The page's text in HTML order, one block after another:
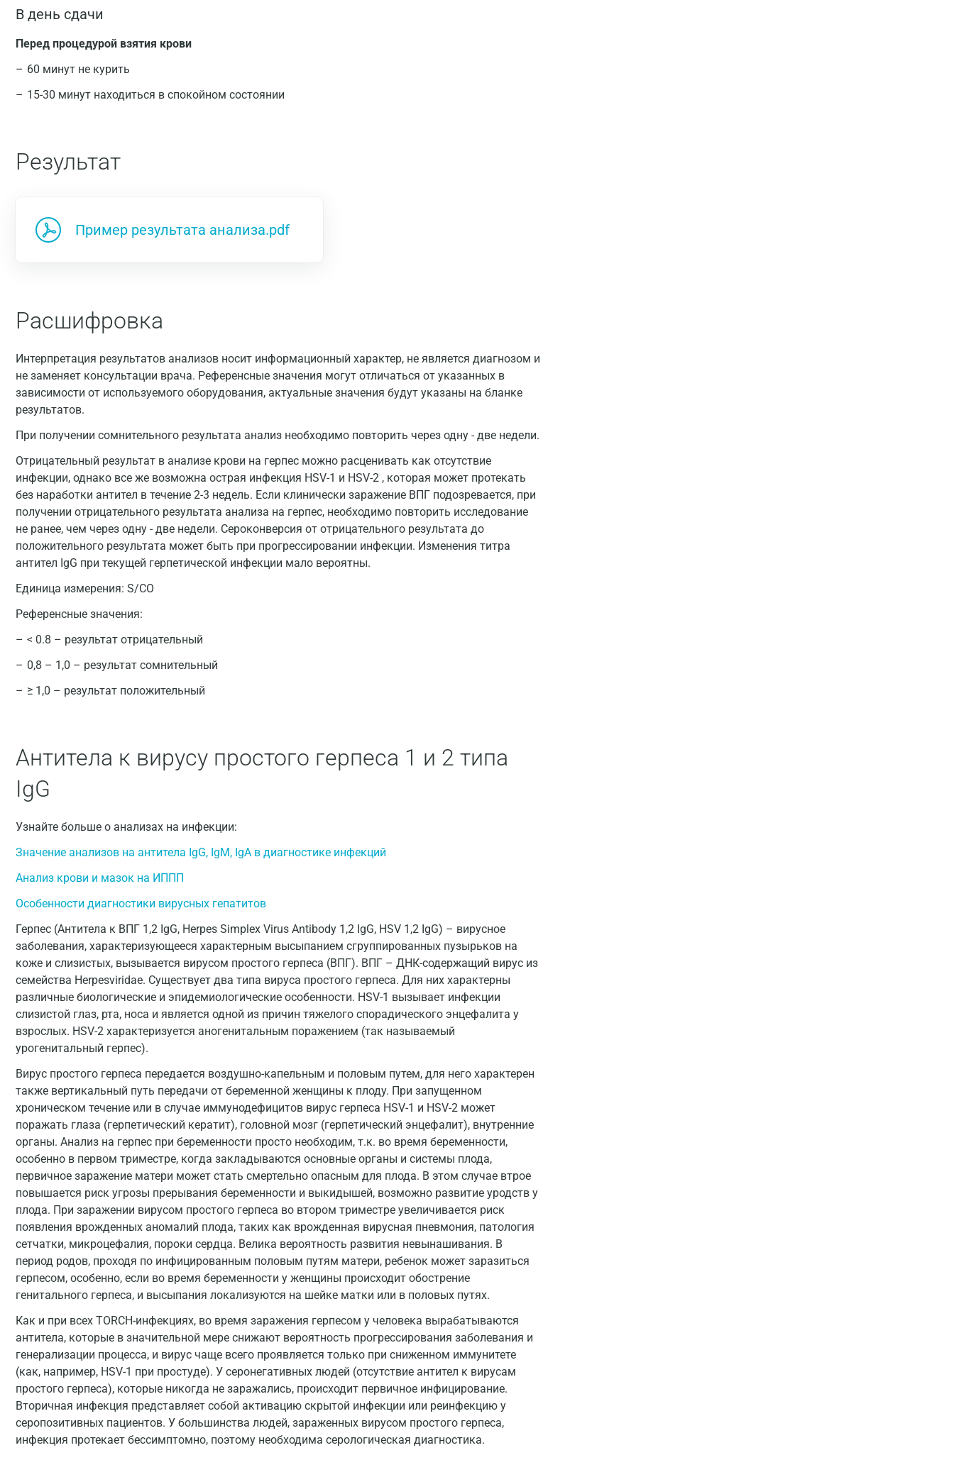
В день сдачи
Перед процедурой взятия крови
60 минут не курить
15-30 минут находиться в спокойном состоянии
Результат
Пример результата анализа.pdf
Расшифровка
Интерпретация результатов анализов носит информационный характер, не является диагнозом и
не заменяет консультации врача. Референсные значения могут отличаться от указанных в
зависимости от используемого оборудования, актуальные значения будут указаны на бланке
результатов.
При получении сомнительного результата анализ необходимо повторить через одну - две недели.
Отрицательный результат в анализе крови на герпес можно расценивать как отсутствие
инфекции, однако все же возможна острая инфекция HSV-1 и HSV-2 , которая может протекать
без наработки антител в течение 2-3 недель. Если клинически заражение ВПГ подозревается, при
получении отрицательного результата анализа на герпес, необходимо повторить исследование
не ранее, чем через одну - две недели. Сероконверсия от отрицательного результата до
положительного результата может быть при прогрессировании инфекции. Изменения титра
антител IgG при текущей герпетической инфекции мало вероятны.
Единица измерения: S/CO
Референсные значения:
< 0.8 – результат отрицательный
0,8 – 1,0 – результат сомнительный
≥ 1,0 – результат положительный
Антитела к вирусу простого герпеса 1 и 2 типа
IgG
Узнайте больше о анализах на инфекции:
Значение анализов на антитела IgG, IgM, IgA в диагностике инфекций
Анализ крови и мазок на ИППП
Особенности диагностики вирусных гепатитов
Герпес (Антитела к ВПГ 1,2 IgG, Herpes Simplex Virus Antibody 1,2 IgG, HSV 1,2 IgG) – вирусное
заболевания, характеризующееся характерным высыпанием сгруппированных пузырьков на
коже и слизистых, вызывается вирусом простого герпеса (ВПГ). ВПГ – ДНК-содержащий вирус из
семейства Herpesviridae. Существует два типа вируса простого герпеса. Для них характерны
различные биологические и эпидемиологические особенности. HSV-1 вызывает инфекции
слизистой глаз, рта, носа и является одной из причин тяжелого спорадического энцефалита у
взрослых. HSV-2 характеризуется аногенитальным поражением (так называемый
урогенитальный герпес).
Вирус простого герпеса передается воздушно-капельным и половым путем, для него характерен
также вертикальный путь передачи от беременной женщины к плоду. При запущенном
хроническом течение или в случае иммунодефицитов вирус герпеса HSV-1 и HSV-2 может
поражать глаза (герпетический кератит), головной мозг (герпетический энцефалит), внутренние
органы. Анализ на герпес при беременности просто необходим, т.к. во время беременности,
особенно в первом триместре, когда закладываются основные органы и системы плода,
первичное заражение матери может стать смертельно опасным для плода. В этом случае втрое
повышается риск угрозы прерывания беременности и выкидышей, возможно развитие уродств у
плода. При заражении вирусом простого герпеса во втором триместре увеличивается риск
появления врожденных аномалий плода, таких как врожденная вирусная пневмония, патология
сетчатки, микроцефалия, пороки сердца. Велика вероятность развития невынашивания. В
период родов, проходя по инфицированным половым путям матери, ребенок может заразиться
герпесом, особенно, если во время беременности у женщины происходит обострение
генитального герпеса, и высыпания локализуются на шейке матки или в половых путях.
Как и при всех TORCH-инфекциях, во время заражения герпесом у человека вырабатываются
антитела, которые в значительной мере снижают вероятность прогрессирования заболевания и
генерализации процесса, и вирус чаще всего проявляется только при сниженном иммунитете
(как, например, HSV-1 при простуде). У серонегативных людей (отсутствие антител к вирусам
простого герпеса), которые никогда не заражались, происходит первичное инфицирование.
Вторичная инфекция представляет собой активацию скрытой инфекции или реинфекцию у
серопозитивных пациентов. У большинства людей, зараженных вирусом простого герпеса,
инфекция протекает бессимптомно, поэтому необходима серологическая диагностика.
Санкт-Петербург
Нижний Новгород
Альметьевск
Апрелевка
Армавир
Астрахань
Балашиха
Волжский
Голубое
Дзержинск
Дзержинский
Дмитров
Долгопрудный
Екатеринбург
Жуковский
Звенигород
Зеленоград
Ивантеевка
Ижевск
Истра
Калининград
Калуга
Кемерово
Ковров